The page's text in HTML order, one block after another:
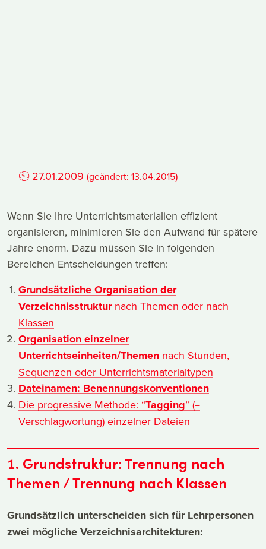
🕙 27.01.2009 (geändert:13.04.2015)
Wenn Sie Ihre Unterrichtsmaterialien effizient
organisieren, minimieren Sie den Aufwand für spätere
Jahre enorm. Dazu müssen Sie in folgenden
Bereichen Entscheidungen treffen:
Grundsätzliche Organisation der
Verzeichnisstrukturnach Themen oder nach
Klassen
Organisation einzelner
Unterrichtseinheiten/Themen nach Stunden,
Sequenzen oder Unterrichtsmaterialtypen
Dateinamen: Benennungskonventionen
Die progressive Methode: “Tagging” (=
Verschlagwortung) einzelner Dateien
1. Grundstruktur: Trennung nach
Themen / Trennung nach Klassen
Grundsätzlich unterscheiden sich für Lehrpersonen
zwei mögliche Verzeichnisarchitekturen: